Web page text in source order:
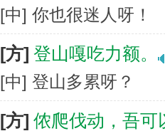
[中] 你也很迷人呀！
[方] 登山嘎吃力额。
[中] 登山多累呀？
[方] 侬爬伐动，吾可